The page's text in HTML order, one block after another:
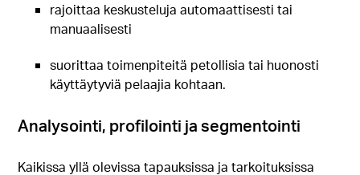
rajoittaa keskusteluja automaattisesti tai
manuaalisesti
suorittaa toimenpiteitä petollisia tai huonosti
käyttäytyviä pelaajia kohtaan.
Analysointi, profilointi ja segmentointi
Kaikissa yllä olevissa tapauksissa ja tarkoituksissa